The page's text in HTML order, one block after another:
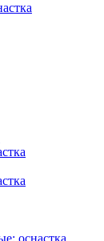
оснастка